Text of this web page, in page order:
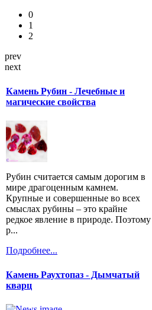
0
1
2
prev
next
Камень Рубин - Лечебные и
магические свойства
Рубин считается самым дорогим в
мире драгоценным камнем.
Крупные и совершенные во всех
смыслах рубины – это крайне
редкое явление в природе. Поэтому
р...
Подробнее...
Камень Раухтопаз - Дымчатый
кварц